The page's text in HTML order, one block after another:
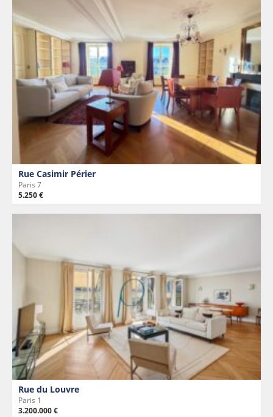
Rue Casimir Périer
Paris 7
5.250 €
Rue du Louvre
Paris 1
3.200.000 €